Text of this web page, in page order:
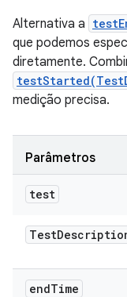
Alternativa a
que podemos
diretamente.
medição precisa.
Parâmetros
test
Test
endTime